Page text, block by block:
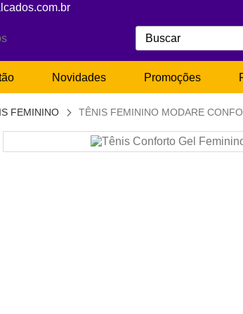
Novidades Promoções
FEMININO TÊNIS FEMININO MODARE